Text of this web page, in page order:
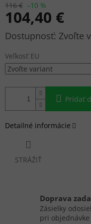
116 € –10 %
104,40 €
Jednotková
Zvoľte
Veľkosť EU
Pridať
Detailné informácie
STRÁŽIŤ
Doprava
Zásielky
pri objednávke